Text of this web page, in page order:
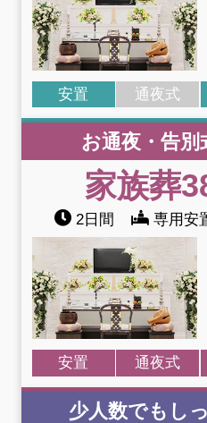
安置 通夜式
お通夜・告別
家族葬
2日間 専用安
安置 通夜式
少人数でもし